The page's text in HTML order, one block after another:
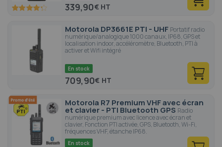
85.2 100 339,90€
Motorola DP3661E PTI - UHF Portatif radio
numérique/analogique 1000 canaux, IP68, GPS et
localisation indoor, accéléromètre, Bluetooth, PTI à
activer et Wifi intégré
En stock
709,90€
Motorola R7 Premium VHF avec écran
et clavier - PTI Bluetooth GPS Radio
numérique premium avec licence avec écran et
clavier, Fonction PTI activée, GPS, Bluetooth, Wi-Fi,
fréquences VHF, étanche IP68.
En stock